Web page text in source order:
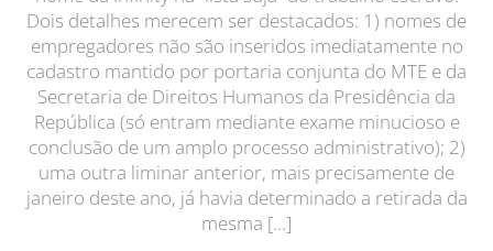
Dois detalhes merecem ser destacados: 1) nomes de
empregadores não são inseridos imediatamente no
cadastro mantido por portaria conjunta do MTE e da
Secretaria de Direitos Humanos da Presidência da
República (só entram mediante exame minucioso e
conclusão de um amplo processo administrativo); 2)
uma outra liminar anterior, mais precisamente de
janeiro deste ano, já havia determinado a retirada da
mesma […]